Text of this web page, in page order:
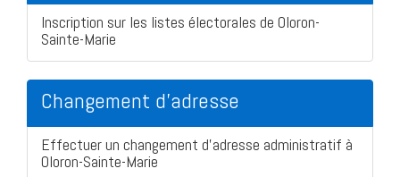
Inscription sur les listes électorales de Oloron-
Sainte-Marie
Changement d'adresse
Effectuer un changement d'adresse administratif à
Oloron-Sainte-Marie